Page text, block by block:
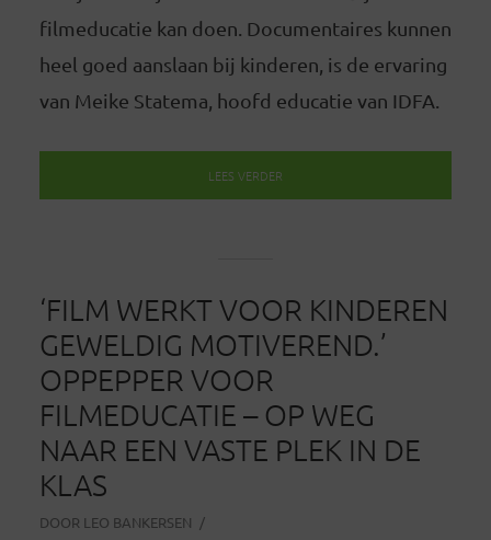
filmeducatie kan doen. Documentaires kunnen
heel goed aanslaan bij kinderen, is de ervaring
van Meike Statema, hoofd educatie van IDFA.
LEES VERDER
‘FILM WERKT VOOR KINDEREN
GEWELDIG MOTIVEREND.’
OPPEPPER VOOR
FILMEDUCATIE – OP WEG
NAAR EEN VASTE PLEK IN DE
KLAS
DOOR LEO BANKERSEN